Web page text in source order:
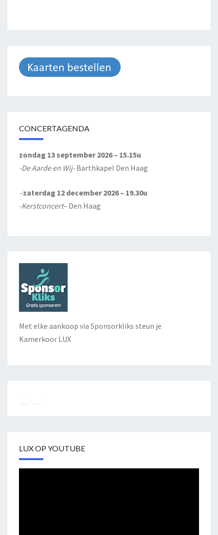
CONCERTAGENDA
zondag 13 september 2026 – 15.15u
-De Aarde en Wij-Barthkapel Den Haag
–zaterdag 12 december 2026 – 19.30u
-Kerstconcert– Den Haag
Met elke aankoop via Sponsorkliks steun je
Kamerkoor LUX
LUX OP YOUTUBE